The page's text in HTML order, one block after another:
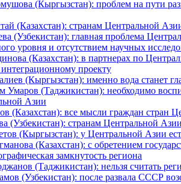
(Кыргызстан): проблем на пути
(Казахстан): странам Центральной
(Узбекистан): главная проблема
уровня и отсутствием научных
(Казахстан): в партнерах по
проекту
(Кыргызстан): именно вода станет
Умаров (Таджикистан): необходимо
Азии
(Казахстан): все мысли граждан стран
(Узбекистан): странам Центральной
(Кыргызстан): у Центральной Азии
(Казахстан): с обретением
замкнутость региона
(Таджикистан): нельзя считать
(Узбекистан): после развала СССР